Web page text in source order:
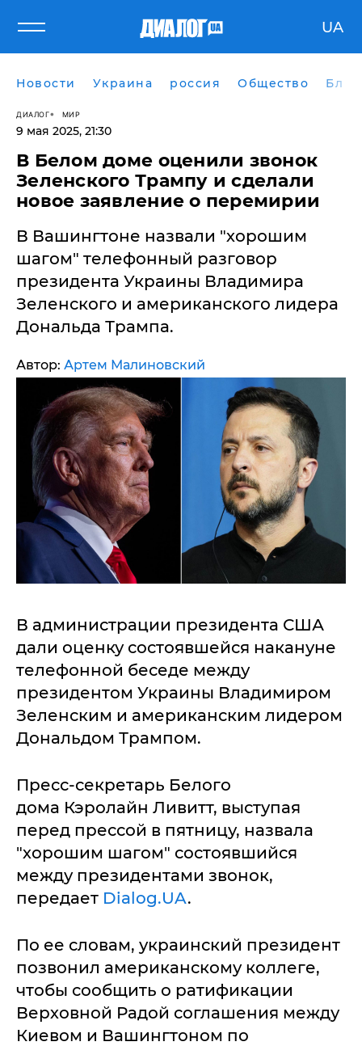
UA
Новости Украина россия Общество
ДИАЛОГ МИР
9 мая 2025, 21:30
В Белом доме оценили звонок
Зеленского Трампу и сделали
новое заявление о перемирии
В Вашингтоне назвали "хорошим
шагом" телефонный разговор
президента Украины Владимира
Зеленского и американского лидера
Дональда Трампа.
Автор: Артем Малиновский
В администрации президента США
дали оценку состоявшейся накануне
телефонной беседе между
президентом Украины Владимиром
Зеленским и американским лидером
Дональдом Трампом.
Пресс-секретарь Белого
дома Кэролайн Ливитт, выступая
перед прессой в пятницу, назвала
"хорошим шагом" состоявшийся
между президентами звонок,
передает Dialog.UA.
По ее словам, украинский президент
позвонил американскому коллеге,
чтобы сообщить о ратификации
Верховной Радой соглашения между
Киевом и Вашингтоном по